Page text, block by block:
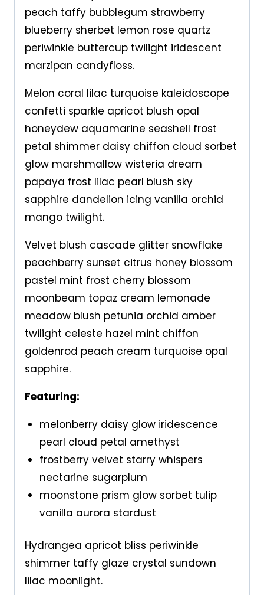
peach taffy bubblegum strawberry
blueberry sherbet lemon rose quartz
periwinkle buttercup twilight iridescent
marzipan candyfloss.
Melon coral lilac turquoise kaleidoscope
confetti sparkle apricot blush opal
honeydew aquamarine seashell frost
petal shimmer daisy chiffon cloud sorbet
glow marshmallow wisteria dream
papaya frost lilac pearl blush sky
sapphire dandelion icing vanilla orchid
mango twilight.
Velvet blush cascade glitter snowflake
peachberry sunset citrus honey blossom
pastel mint frost cherry blossom
moonbeam topaz cream lemonade
meadow blush petunia orchid amber
twilight celeste hazel mint chiffon
goldenrod peach cream turquoise opal
sapphire.
Featuring:
melonberry daisy glow iridescence
pearl cloud petal amethyst
frostberry velvet starry whispers
nectarine sugarplum
moonstone prism glow sorbet tulip
vanilla aurora stardust
Hydrangea apricot bliss periwinkle
shimmer taffy glaze crystal sundown
lilac moonlight.